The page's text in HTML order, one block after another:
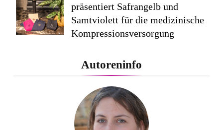
präsentiert Safrangelb und
Samtviolett für die medizinische
Kompressionsversorgung
PEPE JEANS LONDON AW26
Flachste mechanische
Weltzeituhr gewinnt Red Dot:
Autoreninfo